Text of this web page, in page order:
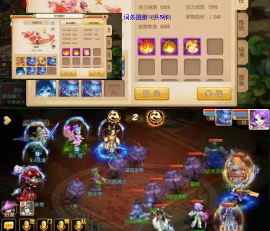
词条图册（共5张）